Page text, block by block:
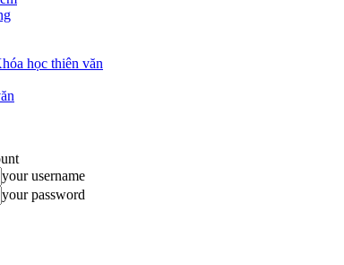
học thiên văn
your username
your password